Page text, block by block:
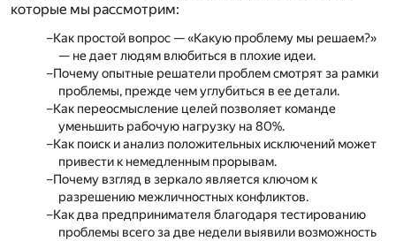
которые мы рассмотрим:
Как простой вопрос —«Какую проблему мы решаем?»
— не дает людям влюбиться в плохие идеи.
Почему опытные решатели проблем смотрятза рамки
проблемы, прежде чем углубиться в ее детали.
Как переосмысление целей позволяет команде
уменьшить рабочую нагрузку на 80%.
Как поиск и анализ положительных исключений может
привести к немедленным прорывам.
Почему взгляд в зеркалоявляется ключом к
разрешению межличностных конфликтов.
Как два предпринимателя благодаря тестированию
проблемы всего за две недели выявили возможность